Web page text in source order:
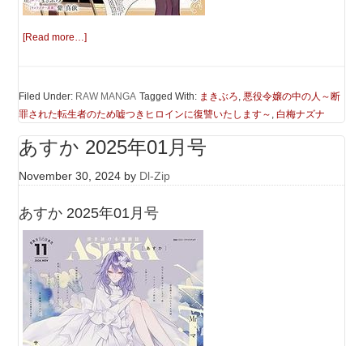
[Read more…]
Filed Under: RAW MANGA Tagged With: まきぶろ,悪役令嬢の中の人～断
罪された転生者のため嘘つきヒロインに復讐いたします～ ,白梅ナズナ
あすか 2025年01月号
November 30, 2024 by Dl-Zip
あすか 2025年01月号